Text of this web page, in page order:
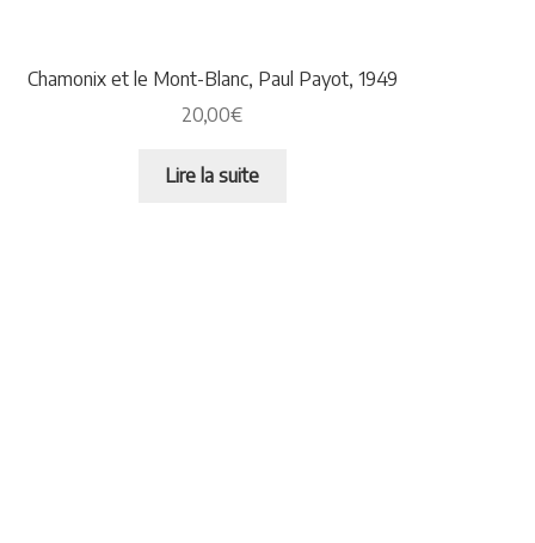
MANIFESTATIONS
Nos prochaines manifestations
Chamonix et le Mont-Blanc, Paul Payot, 1949
20,00€
Lire la suite